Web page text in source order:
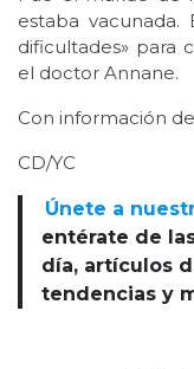
estaba
dificultades» para
el doctor Annane.
Con información
CD/YC
Únete a
entérate de
día, artículos
tendencias y